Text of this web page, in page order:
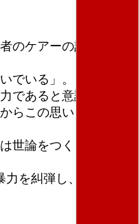
のケアーの話がまっ
でいる」。
であると意識しなけ
らこの思いを受け止
世論をつくること
を糾弾し、そうした